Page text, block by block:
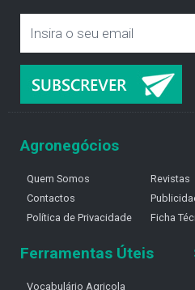
Agronegócios
Quem Somos
Contactos
Política de Privacidade
Revistas
Ficha
Ferramentas Úteis
Vocabulário Agricola